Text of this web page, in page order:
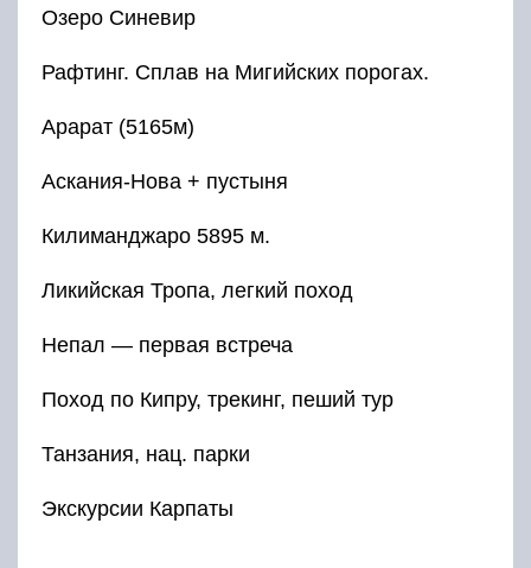
Озеро Синевир
Рафтинг. Сплав на Мигийских порогах.
Арарат (5165м)
Аскания-Нова + пустыня
Килиманджаро 5895 м.
Ликийская Тропа, легкий поход
Непал — первая встреча
Поход по Кипру, трекинг, пеший тур
Танзания, нац. парки
Экскурсии Карпаты